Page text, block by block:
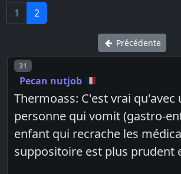
1 2
Précédente
Post number
31
Pecan nutjob
Thermoass: C'est vrai qu'avec
personne qui vomit (gastro-
enfant qui recrache les
suppositoire est plus prudent